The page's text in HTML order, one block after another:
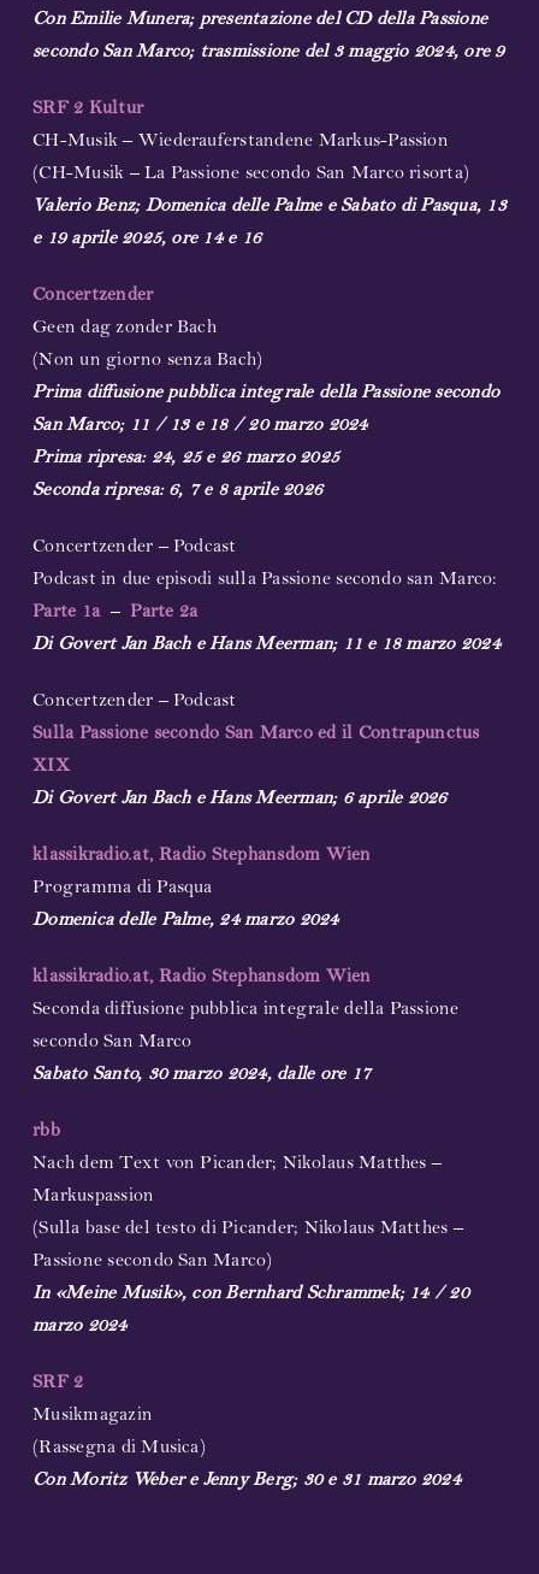
Con Emilie Munera; presentazione del CD della Passione
secondo San Marco; trasmissione del 3maggio 2024, ore 9
SRF 2 Kultur
CH-Musik – Wiederauferstandene Markus-Passion
(CH-Musik – La Passione secondo San Marco risorta)
Valerio Benz; Domenica delle Palme e Sabato di Pasqua, 13
e 19 aprile 2025, ore 14 e 16
Concertzender
Geen dag zonder Bach
(Non un giorno senza Bach)
Prima diffusione pubblica integrale della Passione secondo
San Marco; 11 / 13 e 18 / 20 marzo 2024
Prima ripresa: 24, 25 e 26 marzo 2025
Seconda ripresa: 6, 7 e 8 aprile 2026
Concertzender – Podcast
Podcast in due episodi sulla Passione secondo san Marco:
Parte 1a– Parte 2a
Di Govert Jan Bach e Hans Meerman; 11 e 18 marzo 2024
Concertzender – Podcast
Sulla Passione secondo San Marco ed il Contrapunctus
XIX
Di Govert Jan Bach e Hans Meerman; 6 aprile 2026
klassikradio.at, Radio Stephansdom Wien
Programma di Pasqua
Domenica delle Palme, 24 marzo 2024
klassikradio.at, Radio Stephansdom Wien
Seconda diffusione pubblica integrale della Passione
secondo San Marco
Sabato Santo, 30 marzo 2024, dalle ore 17
rbb
Nach dem Text von Picander; Nikolaus Matthes –
Markuspassion
(Sulla base del testo di Picander; Nikolaus Matthes –
Passione secondo San Marco)
In «Meine Musik», con Bernhard Schrammek; 14 / 20
marzo 2024
SRF 2
Musikmagazin
(Rassegna di Musica)
Con Moritz Weber e Jenny Berg; 30 e 31 marzo 2024